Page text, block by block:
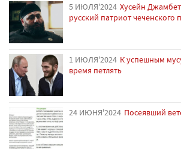
5 ИЮЛЯ'2024 Хусейн
русский патриот чеченского
1 ИЮЛЯ'2024 К успешным
время петлять
24 ИЮНЯ'2024 Посеявший